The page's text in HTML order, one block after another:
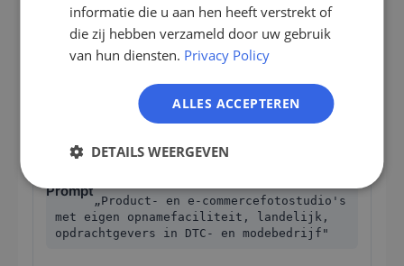
tot 3 medewerkers"
Familie- en newbornstudio's met
hoogwaardig printbedrijf, eigenaar als alleinige
beslisser
„Product- en e-commercefotostudio's
met eigen opnamefaciliteit, landelijk,
opdrachtgevers in DTC- en modebedrijf"
NL
PL
informatie die u aan hen heeft verstrekt of
die zij hebben verzameld door uw gebruik
van hun diensten. Privacy Policy
ALLES ACCEPTEREN
DETAILS WEERGEVEN